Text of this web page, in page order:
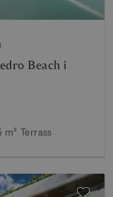
Beach i
m² Terrass